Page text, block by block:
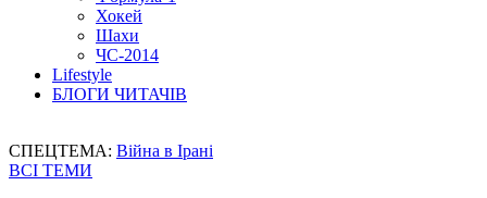
Хокей
Шахи
ЧС-2014
Lifestyle
БЛОГИ ЧИТАЧІВ
СПЕЦТЕМА: Війна в Ірані
ВСІ ТЕМИ